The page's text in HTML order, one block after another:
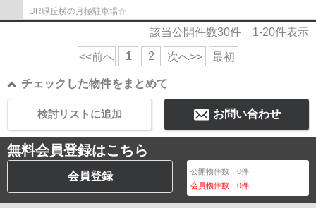
UR緑丘横の月極駐車場☆
該当公開件数30件 1-20件表示
<<前へ 1 2 次へ>> 最初
チェックした物件をまとめて
お問い合わせ
検討リストに追加
無料会員登録はこちら
会員登録 公開物件数：0件
会員物件数：0件